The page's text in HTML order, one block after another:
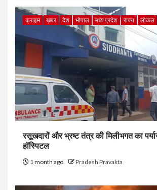
क्राइम ख़बर देश भोपाल मध्य प्रदेश राज्य लोकल
रसूखदारों और भ्रष्ट तंत्र की मिलीभगत का
हॉस्पिटल
1 month ago Pradesh Pravakta